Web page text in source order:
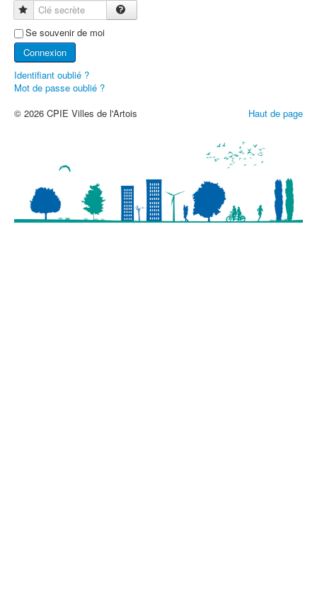
Clé secrète
Se souvenir de moi
Connexion
Identifiant oublié ?
Mot de passe oublié ?
Haut de page
© 2026 CPIE Villes de l'Artois